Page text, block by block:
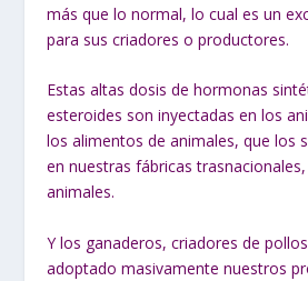
más que lo normal, lo cual es un
para sus criadores o productores.
Estas altas dosis de hormonas
esteroides son inyectadas en los
los alimentos de animales, que los
en nuestras fábricas
animales.
Y los ganaderos, criadores de
adoptado masivamente nuestros